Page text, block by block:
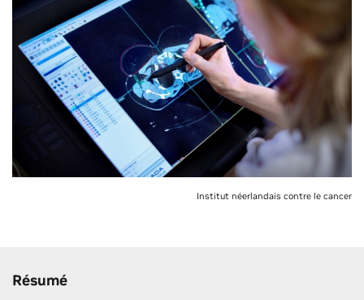
Institut néerlandais contre le cancer
Résumé